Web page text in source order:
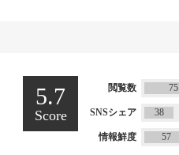
5.7
Score
閲覧数 75
SNSシェア 38
情報鮮度 57